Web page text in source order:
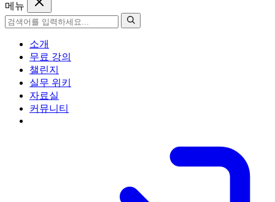
메뉴
소개
무료 강의
챌린지
실무 위키
자료실
커뮤니티